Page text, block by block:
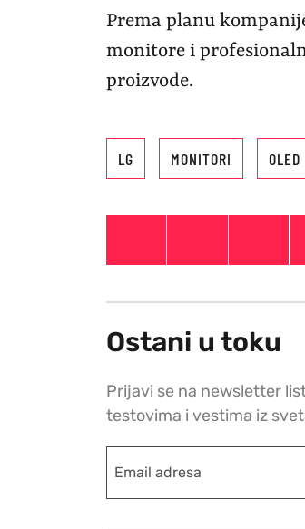
Prema planu
monitore i
proizvode.
LG MONITORI OLED
Ostani u toku
Prijavi se na newsletter
testovima i vestima iz